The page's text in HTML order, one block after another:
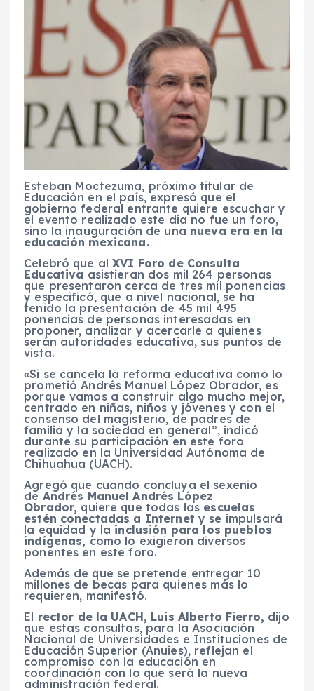
Esteban Moctezuma, próximo titular de
Educación en el país, expresó que el
gobierno federal entrante quiere escuchar y
el evento realizado este día no fue un foro,
sino la inauguración de una nueva era en la
educación mexicana.
Celebró que alXVI Foro de Consulta
Educativa asistieran dos mil 264 personas
que presentaron cerca de tres mil ponencias
y especificó, que a nivel nacional, se ha
tenido la presentación de 45 mil 495
ponencias de personas interesadas en
proponer, analizar y acercarle a quienes
serán autoridades educativa, sus puntos de
vista.
«Si se cancela la reforma educativa como lo
prometió Andrés Manuel López Obrador, es
porque vamos a construir algo mucho mejor,
centrado en niñas, niños y jóvenes y con el
consenso del magisterio, de padres de
familia y la sociedad en general”, indicó
durante su participación en este foro
realizado en la Universidad Autónoma de
Chihuahua (UACH).
Agregó que cuando concluya el sexenio
de Andrés Manuel Andrés López
Obrador, quiere que todas las escuelas
estén conectadas a Internet y se impulsará
la equidad y la inclusión para los pueblos
indígenas, como lo exigieron diversos
ponentes en este foro.
Además de que se pretende entregar 10
millones de becas para quienes más lo
requieren, manifestó.
El rector de la UACH, Luis Alberto Fierro, dijo
que estas consultas, para la Asociación
Nacional de Universidades e Instituciones de
Educación Superior (Anuies), reflejan el
compromiso con la educación en
coordinación con lo que será la nueva
administración federal.